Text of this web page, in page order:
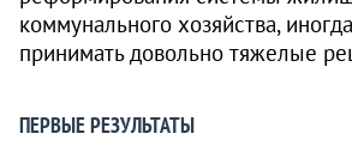
коммунального хозяйства,
принимать довольно тяжелые
ПЕРВЫЕ РЕЗУЛЬТАТЫ